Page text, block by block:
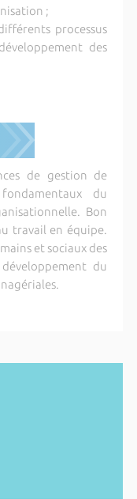
;
processus
des
de gestion de
du
Bon
travail en équipe.
et sociaux des
du